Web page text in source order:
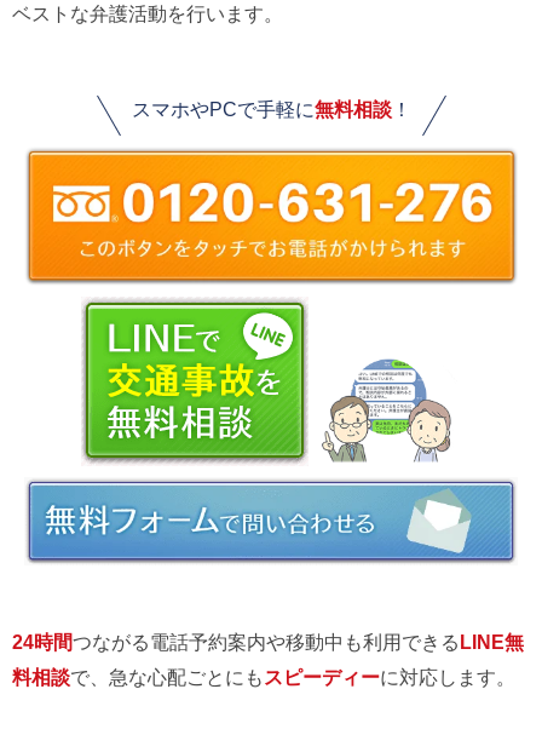
ベストな弁護活動を行います。
スマホやPCで手軽に無料相談！
24時間つながる電話予約案内や移動中も利用できるLINE無
料相談で、急な心配ごとにも スピーディーに対応します。